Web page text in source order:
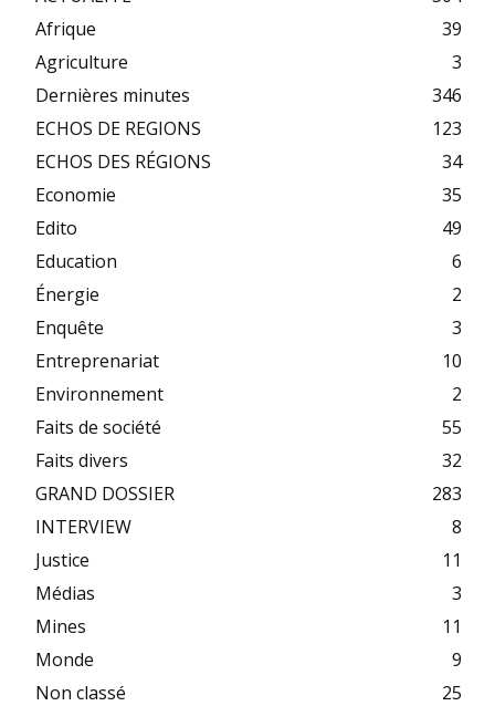
Afrique
39
Agriculture
3
Dernières minutes
346
ECHOS DE REGIONS
123
ECHOS DES RÉGIONS
34
Economie
35
Edito
49
Education
6
Énergie
2
Enquête
3
Entreprenariat
10
Environnement
2
Faits de société
55
Faits divers
32
GRAND DOSSIER
283
INTERVIEW
8
Justice
11
Médias
3
Mines
11
Monde
9
Non classé
25